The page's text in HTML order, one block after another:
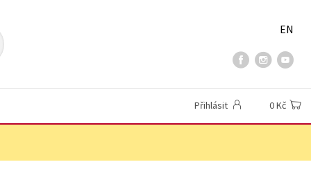
EN
Přihlásit 0 Kč